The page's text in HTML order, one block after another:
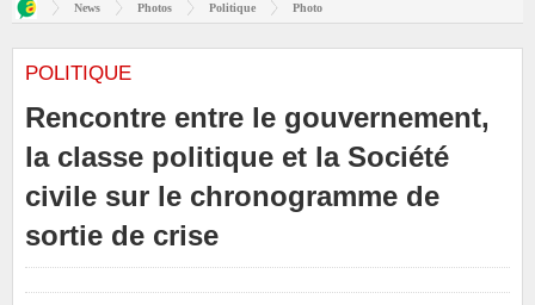
News Photos Politique Photo
POLITIQUE
Rencontre entre le gouvernement,
la classe politique et la Société
civile sur le chronogramme de
sortie de crise